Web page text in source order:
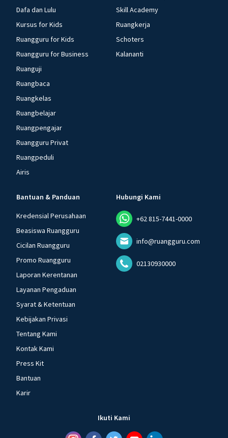
Dafa dan Lulu
Kursus for Kids
Ruangguru for Kids
Ruangguru for Business
Ruanguji
Ruangbaca
Ruangkelas
Ruangbelajar
Ruangpengajar
Ruangguru Privat
Ruangpeduli
Airis
Skill Academy
Ruangkerja
Schoters
Kalananti
Bantuan & Panduan
Kredensial Perusahaan
Beasiswa Ruangguru
Cicilan Ruangguru
Promo Ruangguru
Laporan Kerentanan
Layanan Pengaduan
Syarat & Ketentuan
Kebijakan Privasi
Tentang Kami
Kontak Kami
Press Kit
Bantuan
Karir
Hubungi Kami
+62 815-7441-0000
info@ruangguru.com
02130930000
Ikuti Kami